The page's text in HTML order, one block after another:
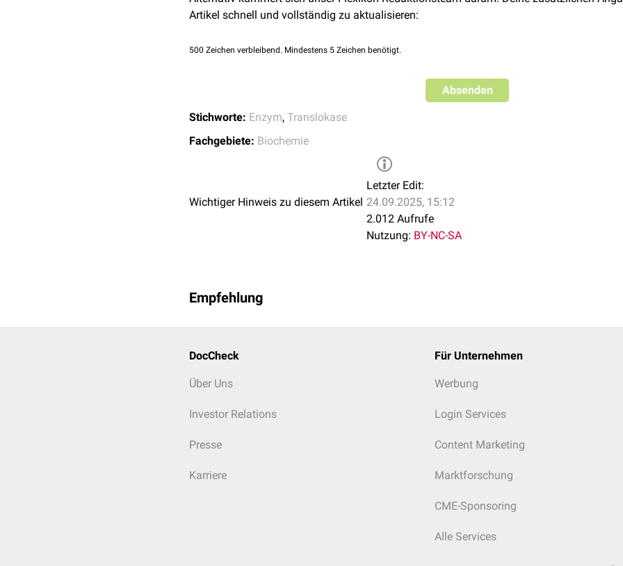
Artikel schnell und vollständig zu aktualisieren:
500 Zeichen verbleibend. Mindestens 5 Zeichen benötigt.
Absenden
Stichworte: Enzym, Translokase
Fachgebiete: Biochemie
Wichtiger Hinweis zu diesem Artikel
Letzter Edit:
24.09.2025, 15:12
2.012 Aufrufe
Nutzung: BY-NC-SA
Empfehlung
DocCheck
Über Uns
Investor Relations
Presse
Karriere
Für Unternehmen
Werbung
Login Services
Content Marketing
Marktforschung
CME-Sponsoring
Alle Services